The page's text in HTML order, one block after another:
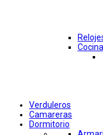
Verduleros
Camareras
Dormitorio